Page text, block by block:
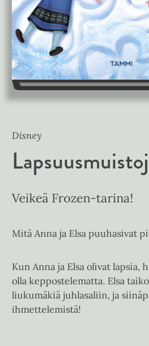
Disney
Veikeä Frozen-tarina!
Mitä Anna ja Elsa puuhasivat
Kun Anna ja Elsa olivat lapsia,
olla keppostelematta. Elsa
liukumäkiä juhlasaliin, ja
ihmettelemistä!